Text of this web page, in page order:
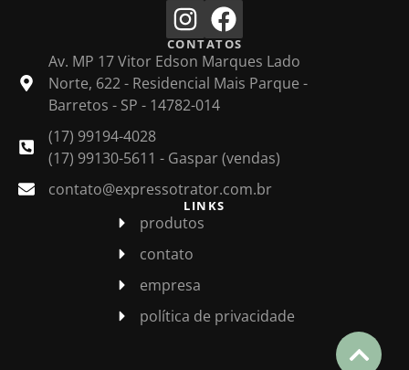
CONTATOS
Av. MP 17 Vitor Edson Marques Lado
Norte, 622 - Residencial Mais Parque -
Barretos - SP - 14782-014
(17) 99194-4028
(17) 99130-5611 - Gaspar (vendas)
contato@expressotrator.com.br
LINKS
produtos
contato
empresa
política de privacidade